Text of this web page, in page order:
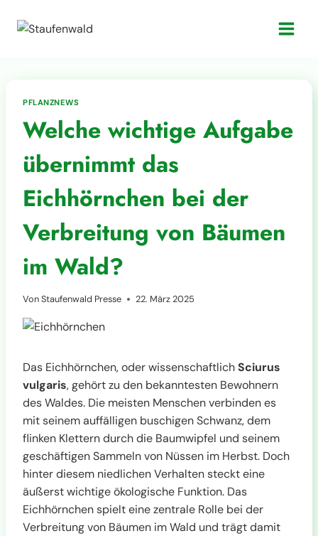
Inhalt
PFLANZNEWS
Welche wichtige Aufgabe
übernimmt das
Eichhörnchen bei der
Verbreitung von Bäumen
im Wald?
VonStaufenwald Presse 22. März 2025
Das Eichhörnchen, oder wissenschaftlichSciurus
vulgaris, gehört zu den bekanntesten Bewohnern
des Waldes. Die meisten Menschen verbinden es
mit seinem auffälligen buschigen Schwanz, dem
flinken Klettern durch die Baumwipfel und seinem
geschäftigen Sammeln von Nüssen im Herbst. Doch
hinter diesem niedlichen Verhalten steckt eine
äußerst wichtige ökologische Funktion. Das
Eichhörnchen spielt eine zentrale Rolle bei der
Verbreitung von Bäumen im Wald und trägt damit